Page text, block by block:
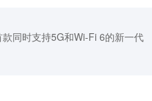
同时支持5G和Wi-Fi 6的新一代